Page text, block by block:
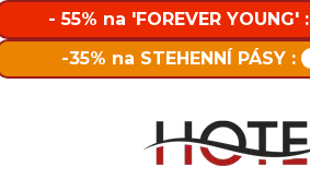
- 55% na 'FOREVER YOUNG' :
-35% na STEHENNÍ PÁSY :